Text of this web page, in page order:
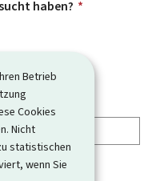
Betrieb
Cookies
Nicht
statistischen
wenn Sie
haben? *